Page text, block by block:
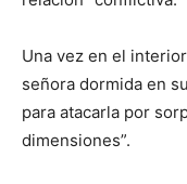
Una vez en el
señora dormida en
para atacarla por
dimensiones”.